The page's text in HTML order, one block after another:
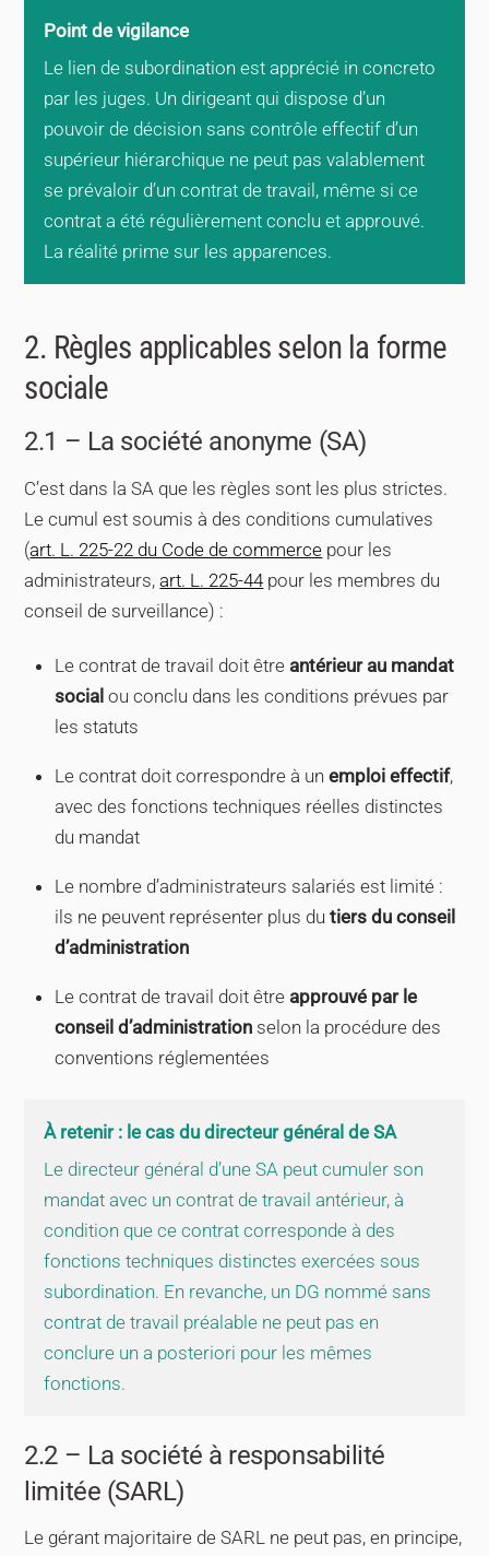
Point de vigilance
Le lien de subordination est apprécié in concreto
par les juges. Un dirigeant qui dispose d’un
pouvoir de décision sans contrôle effectif d’un
supérieur hiérarchique ne peut pas valablement
se prévaloir d’un contrat de travail, même si ce
contrat a été régulièrement conclu et approuvé.
La réalité prime sur les apparences.
2. Règles applicables selon la forme
sociale
2.1 – La société anonyme (SA)
C’est dans la SA que les règles sont les plus strictes.
Le cumul est soumis à des conditions cumulatives
(art. L. 225-22 du Code de commerce pour les
administrateurs,art. L. 225-44pour les membres du
conseil de surveillance) :
Le contrat de travail doit être antérieur au mandat
social ou conclu dans les conditions prévues par
les statuts
Le contrat doit correspondre à un emploi effectif,
avec des fonctions techniques réelles distinctes
du mandat
Le nombre d’administrateurs salariés est limité :
ils ne peuvent représenter plus du tiers du conseil
d’administration
Le contrat de travail doit être approuvé par le
conseil d’administrationselon la procédure des
conventions réglementées
À retenir : le cas du directeur général de SA
Le directeur général d’une SA peut cumuler son
mandat avec un contrat de travail antérieur, à
condition que ce contrat corresponde à des
fonctions techniques distinctes exercées sous
subordination. En revanche, un DG nommé sans
contrat de travail préalable ne peut pas en
conclure un a posteriori pour les mêmes
fonctions.
2.2 – La société à responsabilité
limitée (SARL)
Le gérant majoritaire de SARL ne peut pas, en principe,